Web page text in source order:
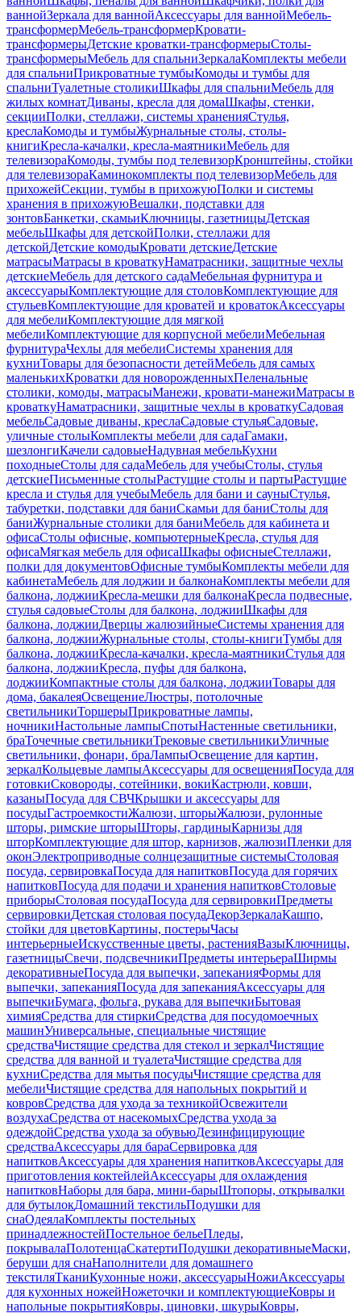
ваннойЗеркала для ваннойАксессуары для ваннойМебель-
трансформерМебель-трансформерКровати-
трансформерыДетские кроватки-трансформерыСтолы-
трансформерыМебель для спальниЗеркалаКомплекты мебели
для спальниПрикроватные тумбыКомоды и тумбы для
спальниТуалетные столикиШкафы для спальниМебель для
жилых комнатДиваны, кресла для домаШкафы, стенки,
секцииПолки, стеллажи, системы храненияСтулья,
креслаКомоды и тумбыЖурнальные столы, столы-
книгиКресла-качалки, кресла-маятникиМебель для
телевизораКомоды, тумбы под телевизорКронштейны, стойки
для телевизораКаминокомплекты под телевизорМебель для
прихожейСекции, тумбы в прихожуюПолки и системы
хранения в прихожуюВешалки, подставки для
зонтовБанкетки, скамьиКлючницы, газетницыДетская
мебельШкафы для детскойПолки, стеллажи для
детскойДетские комодыКровати детскиеДетские
матрасыМатрасы в кроваткуНаматрасники, защитные чехлы
детскиеМебель для детского садаМебельная фурнитура и
аксессуарыКомплектующие для столовКомплектующие для
стульевКомплектующие для кроватей и кроватокАксессуары
для мебелиКомплектующие для мягкой
мебелиКомплектующие для корпусной мебелиМебельная
фурнитураЧехлы для мебелиСистемы хранения для
кухниТовары для безопасности детейМебель для самых
маленькихКроватки для новорожденныхПеленальные
столики, комоды, матрасыМанежи, кровати-манежиМатрасы в
кроваткуНаматрасники, защитные чехлы в кроваткуСадовая
мебельСадовые диваны, креслаСадовые стульяСадовые,
уличные столыКомплекты мебели для садаГамаки,
шезлонгиКачели садовыеНадувная мебельКухни
походныеСтолы для садаМебель для учебыСтолы, стулья
детскиеПисьменные столыРастущие столы и партыРастущие
кресла и стулья для учебыМебель для бани и сауныСтулья,
табуретки, подставки для баниСкамьи для баниСтолы для
баниЖурнальные столики для баниМебель для кабинета и
офисаСтолы офисные, компьютерныеКресла, стулья для
офисаМягкая мебель для офисаШкафы офисныеСтеллажи,
полки для документовОфисные тумбыКомплекты мебели для
кабинетаМебель для лоджии и балконаКомплекты мебели для
балкона, лоджииКресла-мешки для балконаКресла подвесные,
стулья садовыеСтолы для балкона, лоджииШкафы для
балкона, лоджииДверцы жалюзийныеСистемы хранения для
балкона, лоджииЖурнальные столы, столы-книгиТумбы для
балкона, лоджииКресла-качалки, кресла-маятникиСтулья для
балкона, лоджииКресла, пуфы для балкона,
лоджииКомпактные столы для балкона, лоджииТовары для
дома, бакалеяОсвещениеЛюстры, потолочные
светильникиТоршерыПрикроватные лампы,
ночникиНастольные лампыСпотыНастенные светильники,
браТочечные светильникиТрековые светильникиУличные
светильники, фонари, браЛампыОсвещение для картин,
зеркалКольцевые лампыАксессуары для освещенияПосуда для
готовкиСковороды, сотейники, вокиКастрюли, ковши,
казаныПосуда для СВЧКрышки и аксессуары для
посудыГастроемкостиЖалюзи, шторыЖалюзи, рулонные
шторы, римские шторыШторы, гардиныКарнизы для
шторКомплектующие для штор, карнизов, жалюзиПленки для
оконЭлектроприводные солнцезащитные системыСтоловая
посуда, сервировкаПосуда для напитковПосуда для горячих
напитковПосуда для подачи и хранения напитковСтоловые
приборыСтоловая посудаПосуда для сервировкиПредметы
сервировкиДетская столовая посудаДекорЗеркалаКашпо,
стойки для цветовКартины, постерыЧасы
интерьерныеИскусственные цветы, растенияВазыКлючницы,
газетницыСвечи, подсвечникиПредметы интерьераШирмы
декоративныеПосуда для выпечки, запеканияФормы для
выпечки, запеканияПосуда для запеканияАксессуары для
выпечкиБумага, фольга, рукава для выпечкиБытовая
химияСредства для стиркиСредства для посудомоечных
машинУниверсальные, специальные чистящие
средстваЧистящие средства для стекол и зеркалЧистящие
средства для ванной и туалетаЧистящие средства для
кухниСредства для мытья посудыЧистящие средства для
мебелиЧистящие средства для напольных покрытий и
ковровСредства для ухода за техникойОсвежители
воздухаСредства от насекомыхСредства ухода за
одеждойСредства ухода за обувьюДезинфицирующие
средстваАксессуары для бараСервировка для
напитковАксессуары для хранения напитковАксессуары для
приготовления коктейлейАксессуары для охлаждения
напитковНаборы для бара, мини-барыШтопоры, открывалки
для бутылокДомашний текстильПодушки для
снаОдеялаКомплекты постельных
принадлежностейПостельное бельеПледы,
покрывалаПолотенцаСкатертиПодушки декоративныеМаски,
беруши для снаНаполнители для домашнего
текстиляТканиКухонные ножи, аксессуарыНожиАксессуары
для кухонных ножейНожеточки и комплектующиеКовры и
напольные покрытияКовры, циновки, шкурыКовры,